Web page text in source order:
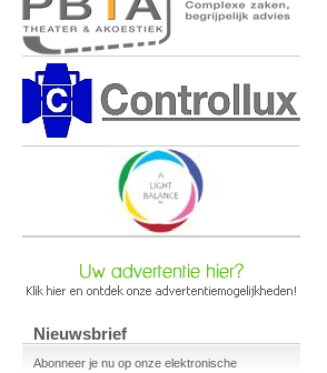
Nieuwsbrief
Abonneer je nu op onze elektronische